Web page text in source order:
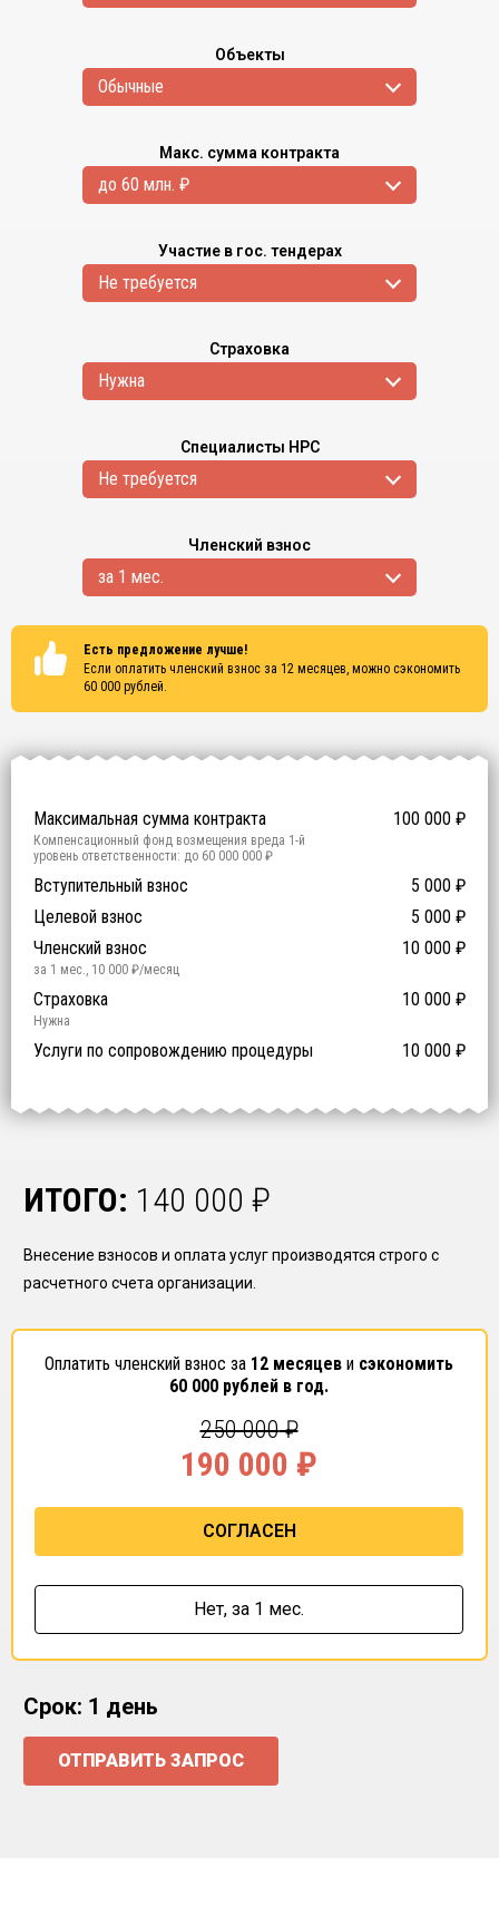
Объекты
Обычные
Макс. сумма контракта
до 60 млн. ₽
Участие в гос. тендерах
Не требуется
Страховка
Нужна
Специалисты НРС
Не требуется
Членский взнос
за 1 мес.
Есть предложение лучше!
Если оплатить членский взнос за 12 месяцев, можно сэкономить
60 000 рублей.
Сертификаты
Максимальная сумма контракта
100 000 ₽
Компенсационный фонд возмещения вреда 1 -й
уровень ответственности: до 60 000 000 ₽
Участие в гос. тендерах и аукционах 0 ₽
Компенсационный фонд договорных обязательств
й уровень ответственности:
Вступительный взнос 5 000 ₽
Целевой взнос
5 000 ₽
Членский взнос
10 000 ₽
за 1 мес., 10 000 ₽/месяц
Предоставление специалистов НРС 0 ₽
0₽ за человека
Сертификат ISO 9001 14 500 ₽
ISO 9001
Сертификат ISO 14001 14 500 ₽
ISO 14001
Сертификат OHSAS 18001 14 500 ₽
OHSAS 18001
Страховка 10 000 ₽
Нужна
Услуги по сопровождению процедуры 10 000 ₽
ИТОГО: 140 000 ₽
Внесение взносов и оплата услуг производятся строго с
расчетного счета организации.
Оплатить членский взнос за 12 месяцев и сэкономить
60 000 рублей в год.
250 000₽
190 000 ₽
СОГЛАСЕН
Нет, за 1 мес.
Срок: 1 день
ОТПРАВИТЬ ЗАПРОС